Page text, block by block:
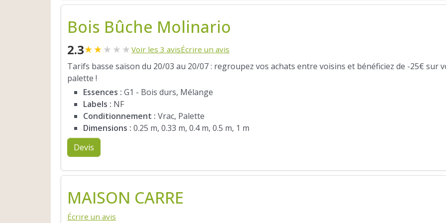
Bois Bûche Molinario
2.3★★★ ★ ★ Voir les 3 avisÉcrire un avis
Tarifs basse saison du 20/03 au 20/07 : regroupez vos achats entre voisins et bénéficiez de -25€ sur
palette !
Essences : G1 - Bois durs, Mélange
Labels : NF
Conditionnement : Vrac, Palette
Dimensions : 0.25 m, 0.33 m, 0.4 m, 0.5 m, 1 m
Devis
MAISON CARRE
Écrire un avis